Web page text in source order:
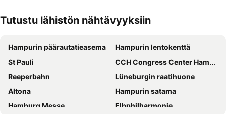
Tutustu lähistön nähtävyyksiin
Hampurin päärautatieasema
Hampurin lentokenttä
St Pauli
CCH Congress Center Hamburg
Reeperbahn
Lüneburgin raatihuone
Altona
Hampurin satama
Hamburg Messe
Elbphilharmonie